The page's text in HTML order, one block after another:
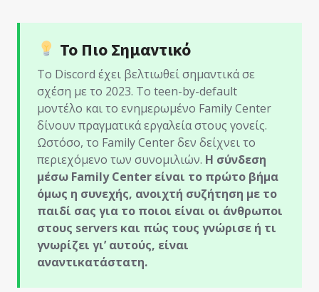
Το Πιο Σημαντικό
Το Discord έχει βελτιωθεί σημαντικά σε
σχέση με το 2023. Το teen-by-default
μοντέλο και το ενημερωμένο Family Center
δίνουν πραγματικά εργαλεία στους γονείς.
Ωστόσο, το Family Center δεν δείχνει το
περιεχόμενο των συνομιλιών. Η σύνδεση
μέσω Family Center είναι το πρώτο βήμα
όμως η συνεχής, ανοιχτή συζήτηση με το
παιδί σας για το ποιοι είναι οι άνθρωποι
στους servers και πώς τους γνώρισε ή τι
γνωρίζει γι’ αυτούς, είναι
αναντικατάστατη.